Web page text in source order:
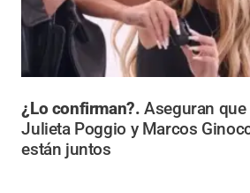
¿Lo confirman?.Aseguran que
Julieta Poggio y Marcos
están juntos